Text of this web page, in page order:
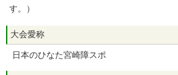
す。）
大会愛称
日本のひなた宮崎障スポ